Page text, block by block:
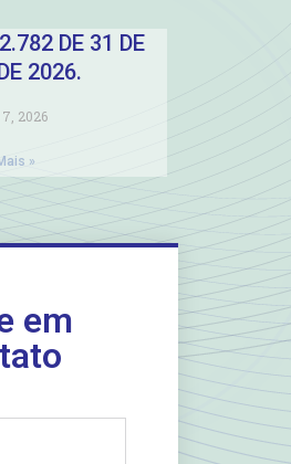
DE 31 DE
2026.
2026
»
em